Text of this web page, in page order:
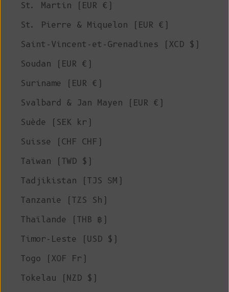
St. Martin (EUR €)
St. Pierre & Miquelon (EUR €)
Saint-Vincent-et-Grenadines (XCD $)
Soudan (EUR €)
Suriname (EUR €)
Svalbard & Jan Mayen (EUR €)
Suède (SEK kr)
Suisse (CHF CHF)
Taïwan (TWD $)
Tadjikistan (TJS ЅМ)
Tanzanie (TZS Sh)
Thaïlande (THB ฿)
Timor-Leste (USD $)
Togo (XOF Fr)
Tokelau (NZD $)